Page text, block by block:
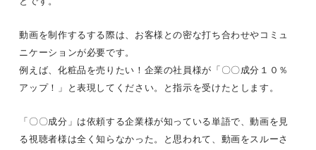
動画を制作するする際は、お客様との密な打ち合わせやコミュ
ニケーションが必要です。
例えば、化粧品を売りたい！企業の社員様が「〇〇成分１０％
アップ！」と表現してください。と指示を受けたとします。
「〇〇成分」は依頼する企業様が知っている単語で、動画を見
る視聴者様は全く知らなかった。と思われて、動画をスルーさ